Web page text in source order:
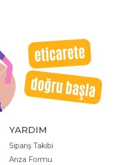
YARDIM
Sipariş Takibi
Arıza Formu